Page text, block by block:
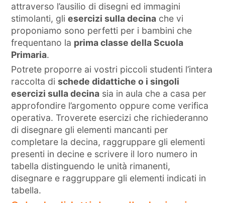
attraverso l’ausilio di disegni ed immagini
stimolanti, gliesercizi sulla decina che vi
proponiamo sono perfetti per i bambini che
frequentano la prima classe della Scuola
Primaria.
Potrete proporre ai vostri piccoli studenti l’intera
raccolta dischede didattiche o i singoli
esercizi sulla decina sia in aula che a casa per
approfondire l’argomento oppure come verifica
operativa. Troverete esercizi che richiederanno
di disegnare gli elementi mancanti per
completare la decina, raggruppare gli elementi
presenti in decine e scrivere il loro numero in
tabella distinguendo le unità rimanenti,
disegnare e raggruppare gli elementi indicati in
tabella.